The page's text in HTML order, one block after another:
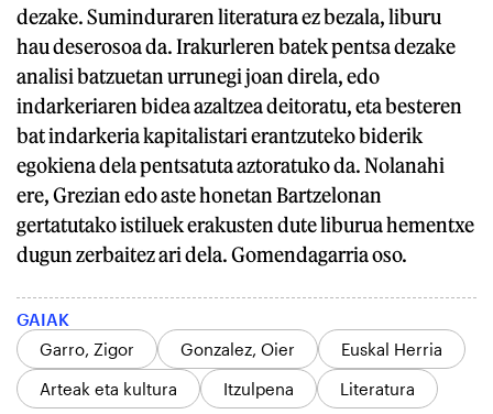
dezake. Suminduraren literatura ez bezala, liburu
hau deserosoa da. Irakurleren batek pentsa dezake
analisi batzuetan urrunegi joan direla, edo
indarkeriaren bidea azaltzea deitoratu, eta besteren
bat indarkeria kapitalistari erantzuteko biderik
egokiena dela pentsatuta aztoratuko da. Nolanahi
ere, Grezian edo aste honetan Bartzelonan
gertatutako istiluek erakusten dute liburua hementxe
dugun zerbaitez ari dela. Gomendagarria oso.
GAIAK
Garro, Zigor
Gonzalez, Oier
Euskal Herria
Arteak eta kultura
Itzulpena Literatura